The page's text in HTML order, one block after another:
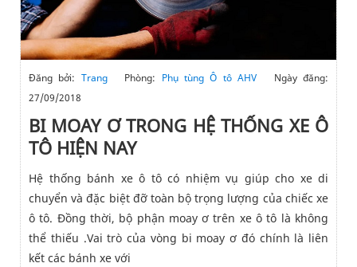
Đăng bởi: TrangPhòng: Phụ tùng Ô tô AHVNgày đăng:
27/09/2018
BI MOAY Ơ TRONG HỆ THỐNG XE Ô
TÔ HIỆN NAY
Hệ thống bánh xe ô tô có nhiệm vụ giúp cho xe di
chuyển và đặc biệt đỡ toàn bộ trọng lượng của chiếc xe
ô tô. Đồng thời, bộ phận moay ơ trên xe ô tô là không
thể thiếu .Vai trò của vòng bi moay ơ đó chính là liên
kết các bánh xe với